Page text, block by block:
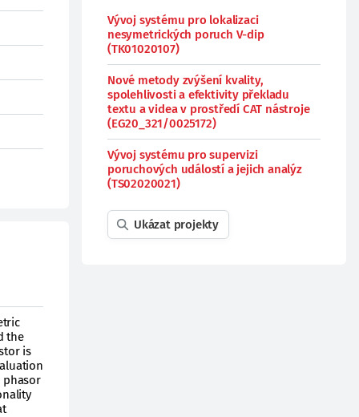
the
is
phasor
Vývoj systému pro lokalizaci
nesymetrických poruch V-dip
(TK01020107)
Nové metody zvýšení kvality,
spolehlivosti a efektivity překladu
textu a videa v prostředí CAT nástroje
(EG20_321/0025172)
Vývoj systému pro supervizi
poruchových událostí a jejich analýz
(TS02020021)
Ukázat projekty